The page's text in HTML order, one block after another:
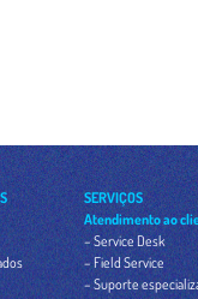
SERVIÇOS
Atendimento ao
– Service Desk
– Field Service
– Suporte